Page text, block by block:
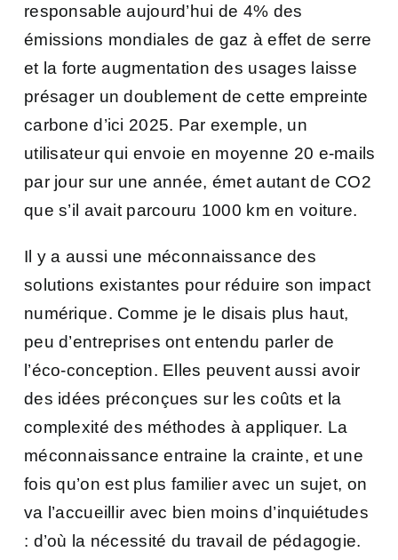
responsable aujourd’hui de 4% des
émissions mondiales de gaz à effet de serre
et la forte augmentation des usages laisse
présager un doublement de cette empreinte
carbone d’ici 2025. Par exemple, un
utilisateur qui envoie en moyenne 20 e-mails
par jour sur une année, émet autant de CO2
que s’il avait parcouru 1000 km en voiture.
Il y a aussi une méconnaissance des
solutions existantes pour réduire son impact
numérique. Comme je le disais plus haut,
peu d’entreprises ont entendu parler de
l’éco-conception. Elles peuvent aussi avoir
des idées préconçues sur les coûts et la
complexité des méthodes à appliquer. La
méconnaissance entraine la crainte, et une
fois qu’on est plus familier avec un sujet, on
va l’accueillir avec bien moins d’inquiétudes
: d’où la nécessité du travail de pédagogie.